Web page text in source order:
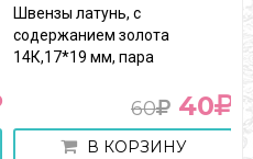
Цепочка тонкая
серебро светлое, 0,5
В